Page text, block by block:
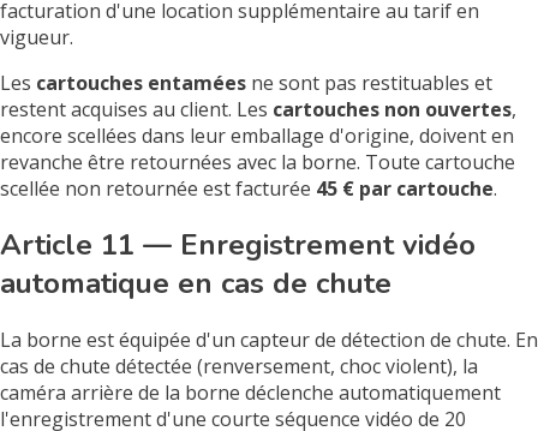
facturation d'une location supplémentaire au tarif en
vigueur.
Les cartouches entamées ne sont pas restituables et
restent acquises au client. Les cartouches non ouvertes,
encore scellées dans leur emballage d'origine, doivent en
revanche être retournées avec la borne. Toute cartouche
scellée non retournée est facturée 45 € par cartouche.
Article 11 — Enregistrement vidéo
automatique en cas de chute
La borne est équipée d'un capteur de détection de chute. En
cas de chute détectée (renversement, choc violent), la
caméra arrière de la borne déclenche automatiquement
l'enregistrement d'une courte séquence vidéo de 20